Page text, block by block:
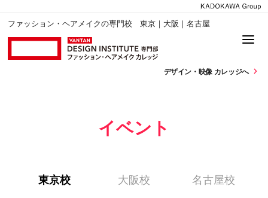
ファッション・ヘアメイクの専門校 東京｜大阪｜名古屋
デザイン・ 映像 カレッジへ
イベント
東京校 大阪校 名古屋校